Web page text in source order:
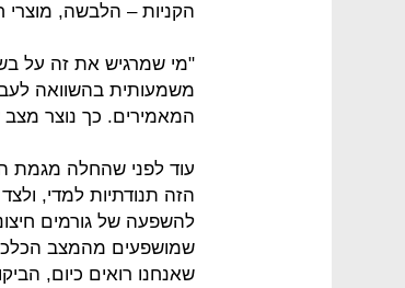
הקניות – הלבשה, מוצרי
"מי שמרגיש את זה על
משמעותית בהשוואה
המאמירים. כך נוצר מצב
עוד לפני שהחלה מגמת
הזה תנודתיות למדי,
להשפעה של גורמים
שמושפעים מהמצב
שאנחנו רואים כיום,